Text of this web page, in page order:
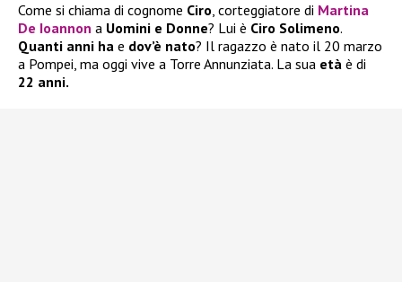
Come si chiama di cognome Ciro, corteggiatore di Martina
De Ioannon a Uomini e Donne? Lui è Ciro Solimeno.
Quanti anni ha e dov’è nato? Il ragazzo è nato il 20 marzo
a Pompei, ma oggi vive a Torre Annunziata. La sua età è di
22 anni.